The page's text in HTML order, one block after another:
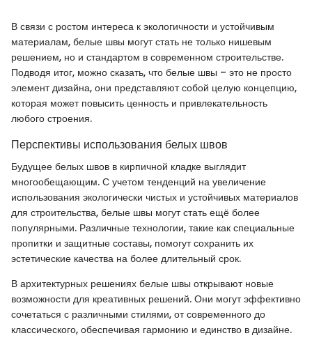
В связи с ростом интереса к экологичности и устойчивым
материалам, белые швы могут стать не только нишевым
решением, но и стандартом в современном строительстве.
Подводя итог, можно сказать, что белые швы – это не просто
элемент дизайна, они представляют собой целую концепцию,
которая может повысить ценность и привлекательность
любого строения.
Перспективы использования белых швов
Будущее белых швов в кирпичной кладке выглядит
многообещающим. С учетом тенденций на увеличение
использования экологически чистых и устойчивых материалов
для строительства, белые швы могут стать ещё более
популярными. Различные технологии, такие как специальные
пропитки и защитные составы, помогут сохранить их
эстетические качества на более длительный срок.
В архитектурных решениях белые швы открывают новые
возможности для креативных решений. Они могут эффективно
сочетаться с различными стилями, от современного до
классического, обеспечивая гармонию и единство в дизайне.